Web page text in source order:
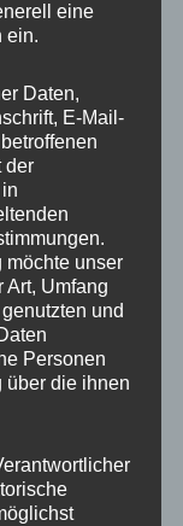
eine
ein.
Daten,
E-Mail-
der
möchte unser
Art, Umfang
und
Personen
über die ihnen